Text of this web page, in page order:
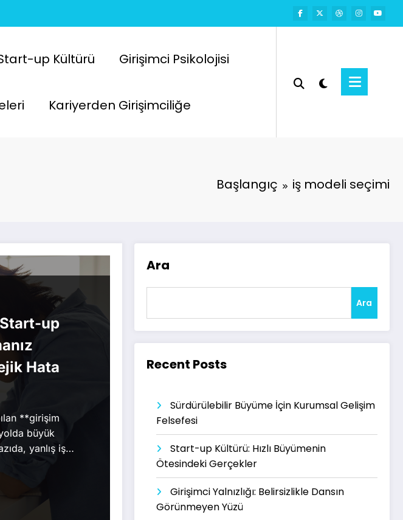
up Kültürü Girişimci Psikolojisi
Kariyerden Girişimciliğe
Başlangıç iş modeli seçimi
up
Hata
**girişim
büyük
yanlış iş…
Ara
Ara
Recent Posts
Sürdürülebilir Büyüme İçin Kurumsal Gelişim
Felsefesi
Start-up Kültürü: Hızlı Büyümenin
Ötesindeki Gerçekler
Girişimci Yalnızlığı: Belirsizlikle Dansın
Görünmeyen Yüzü